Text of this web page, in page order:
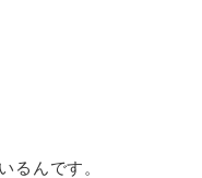
るんです。